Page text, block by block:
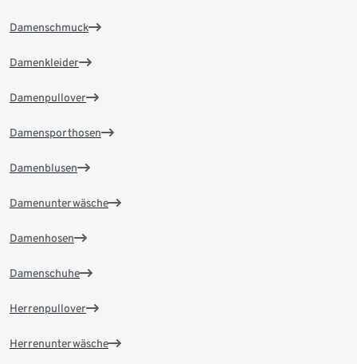
Damenschmuck
Damenkleider
Damenpullover
Damensporthosen
Damenblusen
Damenunterwäsche
Damenhosen
Damenschuhe
Herrenpullover
Herrenunterwäsche